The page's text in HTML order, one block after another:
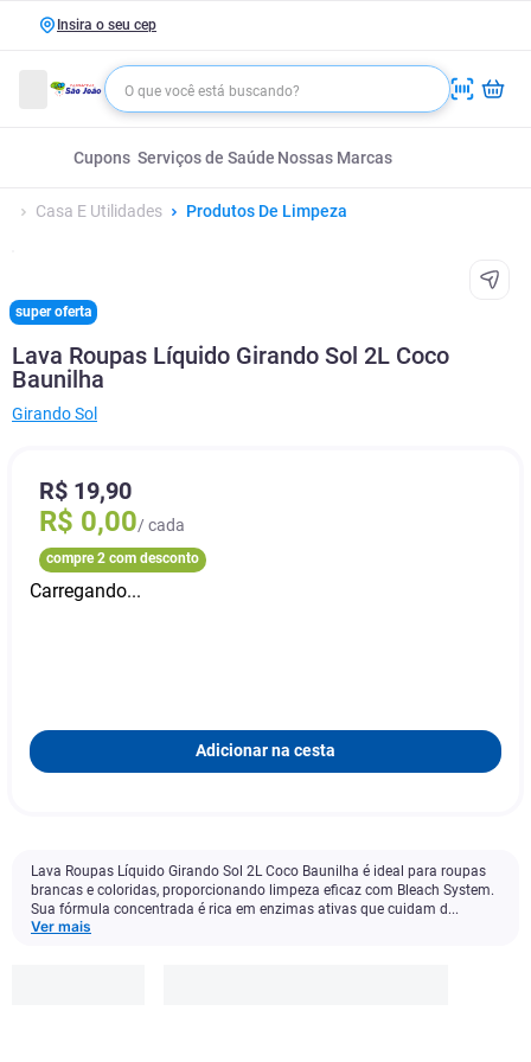
Insira o seu cep
Cupons Serviços de Saúde Nossas Marcas
Casa E Utilidades Produtos De Limpeza
super oferta
Lava Roupas Líquido Girando Sol 2L Coco
Baunilha
Girando Sol
R$ 19,90
R$ 0,00/ cada
compre 2 com desconto
Carregando...
Adicionar na cesta
Lava Roupas Líquido Girando Sol 2L Coco Baunilha é ideal para roupas
brancas e coloridas, proporcionando limpeza eficaz com Bleach System.
Sua fórmula concentrada é rica em enzimas ativas que cuidam d...
Ver mais